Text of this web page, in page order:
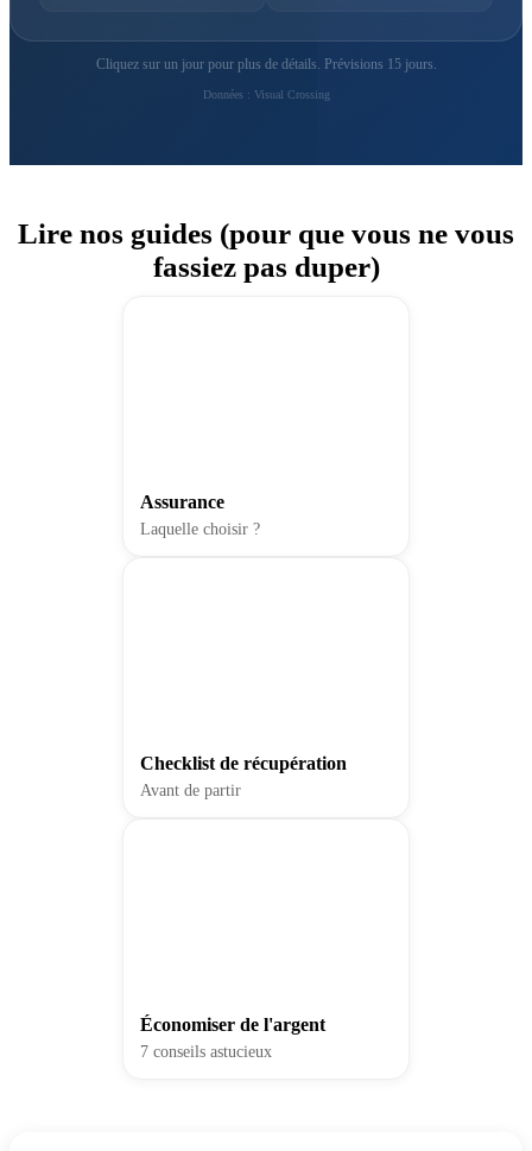
Cliquez sur un jour pour plus de détails. Prévisions 15 jours.
Données : Visual Crossing
Lire nos guides (pour que vous ne vous
fassiez pas duper)
Assurance
Laquelle choisir ?
Checklist de récupération
Avant de partir
Économiser de l'argent
7 conseils astucieux